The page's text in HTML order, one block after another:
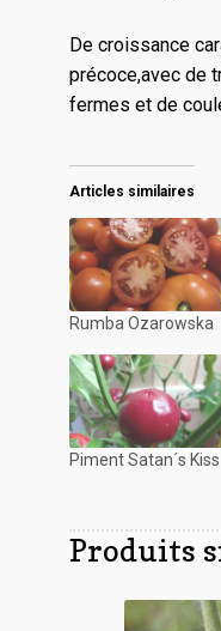
De croissance
précoce,avec de
fermes et de
Articles similaires
Rumba Ozarowska
Piment Satan´s Kiss
Produits